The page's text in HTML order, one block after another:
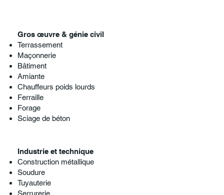
Gros œuvre & génie civil
Terrassement
Maçonnerie
Bâtiment
Amiante
Chauffeurs poids lourds
Ferraille
Forage
Sciage de béton
Industrie et technique
Construction métallique
Soudure
Tuyauterie
Serrurerie